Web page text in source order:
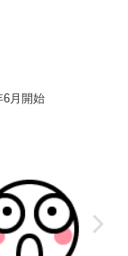
6月開始